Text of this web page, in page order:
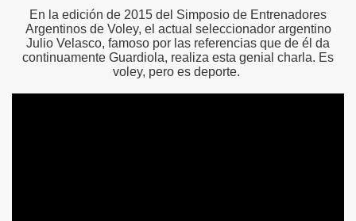
En la edición de 2015 del Simposio de Entrenadores
Argentinos de Voley, el actual seleccionador argentino
Julio Velasco, famoso por las referencias que de él da
continuamente Guardiola, realiza esta genial charla. Es
voley, pero es deporte.